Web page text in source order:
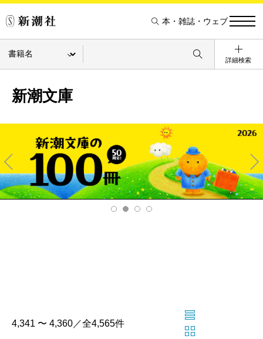
本・雑誌・ウェブ
詳細検索
新潮文庫
Pre
v
Ne
xt
4,341 〜 4,360／全4,565件